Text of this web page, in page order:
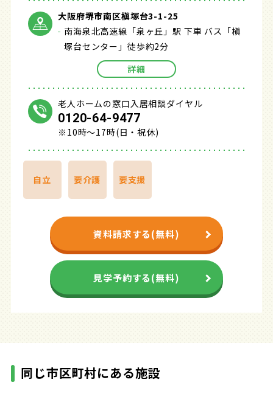
大阪府堺市南区槇塚台3-1-25
南海泉北高速線「泉ヶ丘」駅 下車 バス「槇
塚台センター」徒歩約2分
詳細
老人ホームの窓口入居相談ダイヤル
0120-64-9477
※10時～17時(日・祝休)
自立 要介護 要支援
資料請求する(無料)
見学予約する(無料)
同じ市区町村にある施設